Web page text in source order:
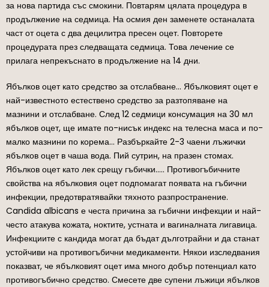
за нова партида със смокини. Повтарям цялата процедура в
продължение на седмица. На осмия ден заменете останалата
част от оцета с два децилитра пресен оцет. Повторете
процедурата през следващата седмица. Това лечение се
прилага непрекъснато в продължение на 14 дни.
Ябълков оцет като средство за отслабване… Ябълковият оцет е
най-известното естествено средство за разтопяване на
мазнини и отслабване. След 12 седмици консумация на 30 мл
ябълков оцет, ще имате по-нисък индекс на телесна маса и по-
малко мазнини по корема… Разбъркайте 2-3 чаени лъжички
ябълков оцет в чаша вода. Пий сутрин, на празен стомах.
Ябълков оцет като лек срещу гъбички….. Противогъбичните
свойства на ябълковия оцет подпомагат появата на гъбични
инфекции, предотвратявайки тяхното разпространение.
Candida albicans е честа причина за гъбични инфекции и най-
често атакува кожата, ноктите, устната и вагиналната лигавица.
Инфекциите с кандида могат да бъдат дълготрайни и да станат
устойчиви на противогъбични медикаменти. Някои изследвания
показват, че ябълковият оцет има много добър потенциал като
противогъбично средство. Смесете две супени лъжици ябълков